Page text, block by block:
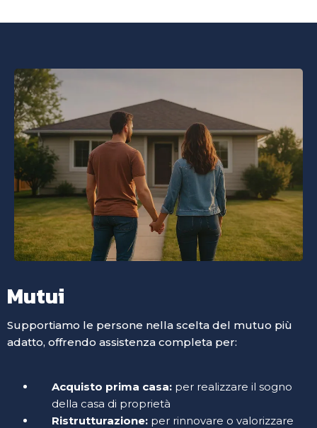
Mutui
Supportiamo le persone nella scelta del mutuo più
adatto, offrendo assistenza completa per:
Acquisto prima casa:per realizzare il sogno
della casa di proprietà
Ristrutturazione:per rinnovare o valorizzare